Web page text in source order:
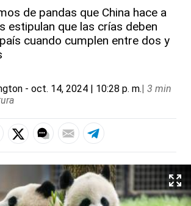
de pandas que China hace a
estipulan que las crías deben
cuando cumplen entre dos y
- oct. 14, 2024 | 10:28 p. m.| 3 min